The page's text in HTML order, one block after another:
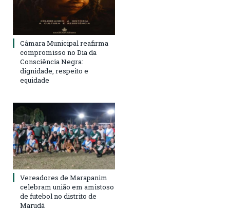
Câmara Municipal reafirma
compromisso no Dia da
Consciência Negra:
dignidade, respeito e
equidade
Vereadores de Marapanim
celebram união em amistoso
de futebol no distrito de
Marudá